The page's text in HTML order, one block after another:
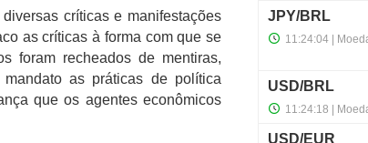
críticas e manifestações
as críticas à forma com que se
foram recheados de mentiras,
as práticas de política
que os agentes econômicos